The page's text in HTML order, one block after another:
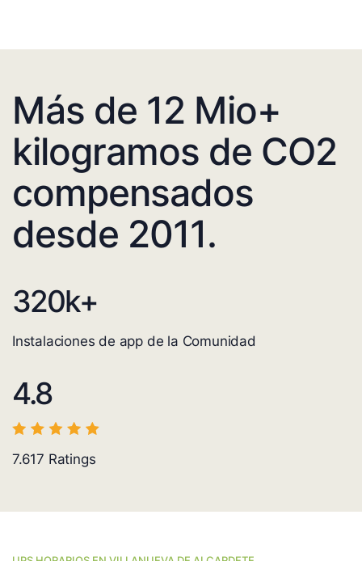
Más de 12 Mio+
kilogramos de CO2
compensados
desde 2011.
320k+
Instalaciones de app de la Comunidad
4.8
7.617 Ratings